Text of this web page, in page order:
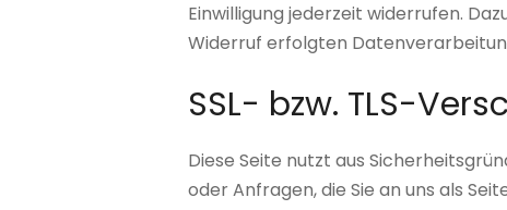
Einwilligung jederzeit widerrufen.
Widerruf erfolgten
SSL- bzw. TLS-
Diese Seite nutzt aus
oder Anfragen, die Sie an uns als